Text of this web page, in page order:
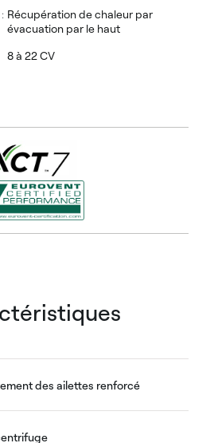
Récupération de chaleur par
évacuation par le haut
8 à 22 CV
des ailettes renforcé